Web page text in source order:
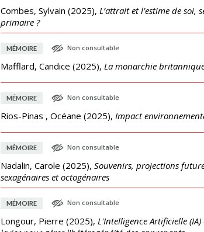
Combes, Sylvain (2025), L’attrait et l’estime de
primaire ?
MÉMOIRE Non consultable
Mafflard, Candice (2025), La monarchie
MÉMOIRE Non consultable
Rios-Pinas , Océane (2025), Impact
MÉMOIRE Non consultable
Nadalin, Carole (2025), Souvenirs, projections
sexagénaires et octogénaires
MÉMOIRE Non consultable
Longour, Pierre (2025), L'Intelligence Artificielle